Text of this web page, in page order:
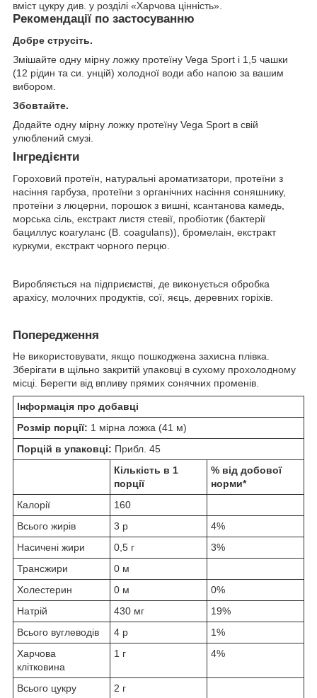
вміст цукру див. у розділі «Харчова цінність».
Рекомендації по застосуванню
Добре струсіть.
Змішайте одну мірну ложку протеїну Vega Sport і 1,5 чашки
(12 рідин та си. унцій) холодної води або напою за вашим
вибором.
Збовтайте.
Додайте одну мірну ложку протеїну Vega Sport в свій
улюблений смузі.
Інгредієнти
Гороховий протеїн, натуральні ароматизатори, протеїни з
насіння гарбуза, протеїни з органічних насіння соняшнику,
протеїни з люцерни, порошок з вишні, ксантанова камедь,
морська сіль, екстракт листя стевії, пробіотик (бактерії
бациллус коагуланс (B. coagulans)), бромелаін, екстракт
куркуми, екстракт чорного перцю.
Виробляється на підприємстві, де виконується обробка
арахісу, молочних продуктів, сої, яєць, деревних горіхів.
Попередження
Не використовувати, якщо пошкоджена захисна плівка.
Зберігати в щільно закритій упаковці в сухому прохолодному
місці. Берегти від впливу прямих сонячних променів.
Інформація про добавці
Розмір порції: 1 мірна ложка (41 м)
Порцій в упаковці: Прибл. 45
Кількість в 1
порції
% від добової
норми*
Калорії
160
Всього жирів
3 р
4%
Насичені жири
0,5 г
3%
Трансжири
0 м
Холестерин
0 м
0%
Натрій
430 мг
19%
Всього вуглеводів
4 р
1%
Харчова
клітковина
1 г 4%
Всього цукру
2 г